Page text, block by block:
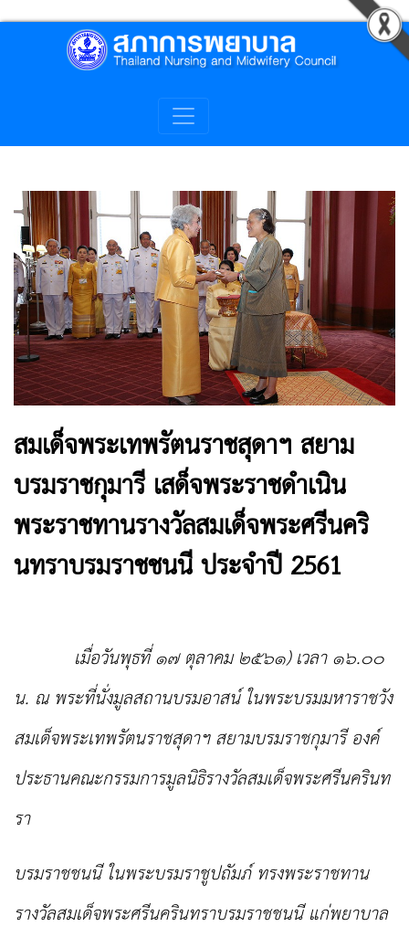
สมเด็จพระเทพรัตนราชสุดาฯ สยาม
บรมราชกุมารี เสด็จพระราชดำเนิน
พระราชทานรางวัลสมเด็จพระศรีนคริ
นทราบรมราชชนนี ประจำปี 2561
เมื่อวันพุธที่ ๑๗ ตุลาคม ๒๕๖๑) เวลา ๑๖.๐๐
น. ณ พระที่นั่งมูลสถานบรมอาสน์ ในพระบรมมหาราชวัง
สมเด็จพระเทพรัตนราชสุดาฯ สยามบรมราชกุมารี องค์
ประธานคณะกรรมการมูลนิธิรางวัลสมเด็จพระศรีนครินท
รา
บรมราชชนนี ในพระบรมราชูปถัมภ์ ทรงพระราชทาน
รางวัลสมเด็จพระศรีนครินทราบรมราชชนนี แก่พยาบาล